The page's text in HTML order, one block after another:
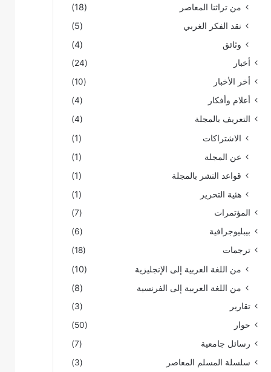
من تراثنا المعاصر
(18)
نقد الفكر الغربي
(5)
وثائق
(4)
أخبار
(24)
أخر الأخبار
(10)
أعلام وأفكار
(4)
التعريف بالمجلة
(4)
الاشتراكات
(1)
عن المجلة
(1)
قواعد النشر بالمجلة
(1)
هئية التحرير
(1)
المؤتمرات
(7)
بيبليوجرافية
(6)
ترجمات
(18)
من اللغة العربية إلى الإنجليزية
(10)
من اللغة العربية إلى الفرنسية
(8)
تقارير
(3)
حوار
(50)
رسائل جامعية
(7)
سلسلة المسلم المعاصر
(3)